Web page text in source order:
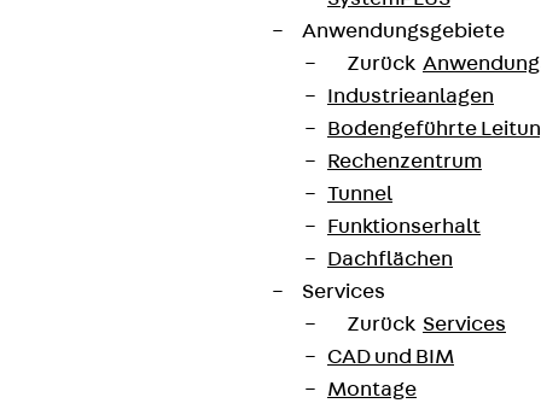
Anwendungsgebiete
Zurück
Industrieanlagen
Bodengeführte
Rechenzentrum
Tunnel
Funktionserhalt
Dachflächen
Services
Zurück Services
CAD und BIM
Montage